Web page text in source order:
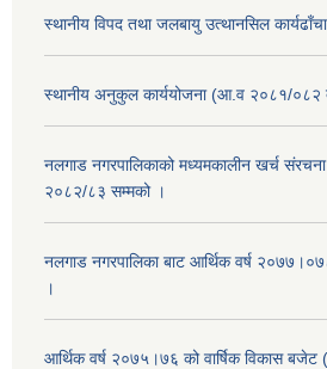
स्थानीय विपद तथा जलबायु उत्थानसिल
स्थानीय अनुकुल कार्ययोजना (आ.व २०८१/
नलगाड नगरपालिकाको मध्यमकालीन खर्च
२०८२/८३ सम्मको ।
नलगाड नगरपालिका बाट आर्थिक वर्ष
।
आर्थिक वर्ष २०७५।७६ को वार्षिक विकास बजेट